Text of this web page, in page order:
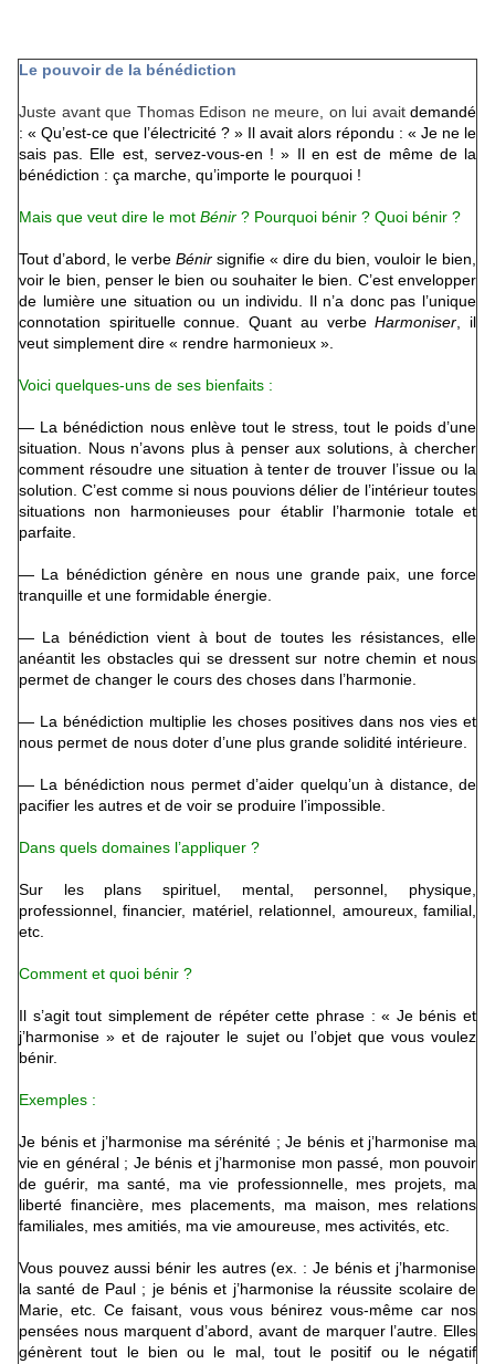
Le pouvoir de la bénédiction
Juste avant que Thomas Edison ne meure, on lui avait demandé
: « Qu’est-ce que l’électricité ? » Il avait alors répondu : « Je ne le
sais pas. Elle est, servez-vous-en ! » Il en est de même de la
bénédiction : ça marche, qu’importe le pourquoi !
Mais que veut dire le mot Bénir ? Pourquoi bénir ? Quoi bénir ?
Tout d’abord, le verbe Bénir signifie « dire du bien, vouloir le bien,
voir le bien, penser le bien ou souhaiter le bien. C’est envelopper
de lumière une situation ou un individu. Il n’a donc pas l’unique
connotation spirituelle connue. Quant au verbeHarmoniser , il
veut simplement dire « rendre harmonieux ».
Voici quelques-uns de ses bienfaits :
— La bénédiction nous enlève tout le stress, tout le poids d’une
situation. Nous n’avons plus à penser aux solutions, à chercher
comment résoudre une situation à tenter de trouver l’issue ou la
solution. C’est comme si nous pouvions délier de l’intérieur toutes
situations non harmonieuses pour établir l’harmonie totale et
parfaite.
— La bénédiction génère en nous une grande paix, une force
tranquille et une formidable énergie.
— La bénédiction vient à bout de toutes les résistances, elle
anéantit les obstacles qui se dressent sur notre chemin et nous
permet de changer le cours des choses dans l’harmonie.
— La bénédiction multiplie les choses positives dans nos vies et
nous permet de nous doter d’une plus grande solidité intérieure.
— La bénédiction nous permet d’aider quelqu’un à distance, de
pacifier les autres et de voir se produire l’impossible.
Dans quels domaines l’appliquer ?
Sur les plans spirituel, mental, personnel, physique,
professionnel, financier, matériel, relationnel, amoureux, familial,
etc.
Comment et quoi bénir ?
Il s’agit tout simplement de répéter cette phrase : « Je bénis et
j’harmonise » et de rajouter le sujet ou l’objet que vous voulez
bénir.
Exemples :
Je bénis et j’harmonise ma sérénité ; Je bénis et j’harmonise ma
vie en général ; Je bénis et j’harmonise mon passé, mon pouvoir
de guérir, ma santé, ma vie professionnelle, mes projets, ma
liberté financière, mes placements, ma maison, mes relations
familiales, mes amitiés, ma vie amoureuse, mes activités, etc.
Vous pouvez aussi bénir les autres (ex. : Je bénis et j’harmonise
la santé de Paul ; je bénis et j’harmonise la réussite scolaire de
Marie, etc. Ce faisant, vous vous bénirez vous-même car nos
pensées nous marquent d’abord, avant de marquer l’autre. Elles
génèrent tout le bien ou le mal, tout le positif ou le négatif